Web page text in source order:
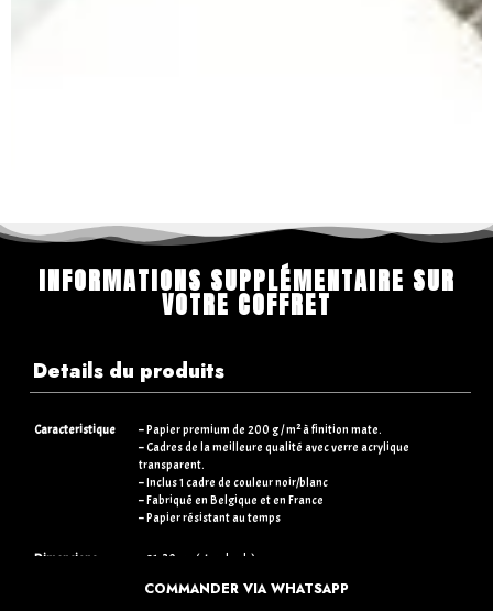
INFORMATIONS SUPPLÉMENTAIRE SUR
VOTRE COFFRET
Details du produits
Caracteristique
– Papier premium de 200 g / m² à finition mate.
– Cadres de la meilleure qualité avec verre acrylique
transparent.
– Inclus 1 cadre de couleur noir/blanc
– Fabriqué en Belgique et en France
– Papier résistant au temps
Dimensions
– 21×30 cm (standards)
– 50×70 cm (+15€)
COMMANDER VIA WHATSAPP